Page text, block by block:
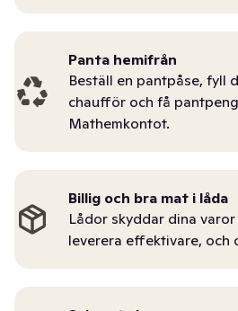
Panta hemifrån
Beställ en pantpåse, fyll
chaufför och få
Mathemkontot.
Billig och bra mat i låda
Lådor skyddar dina
leverera effektivare, och